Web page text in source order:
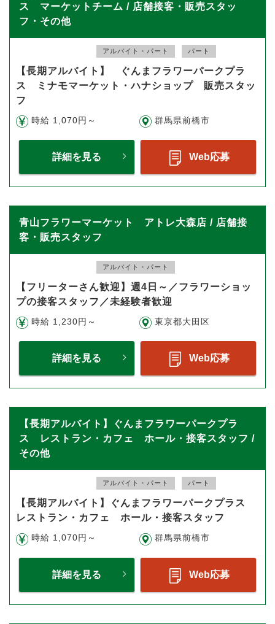
ス マーケットチーム / 店舗接客・販売スタッ
フ・その他
アルバイト・パート パート
【長期アルバイト】 ぐんまフラワーパークプラ
ス ミナモマーケット・ハナショップ 販売スタッ
フ
時給 1,070円～ 群馬県前橋市
詳細を見る Web応募
青山フラワーマーケット アトレ大森店 / 店舗接
客・販売スタッフ
アルバイト・パート
【フリーターさん歓迎】週4日～／フラワーショッ
プの接客スタッフ／未経験者歓迎
時給 1,230円～ 東京都大田区
詳細を見る Web応募
【長期アルバイト】ぐんまフラワーパークプラ
ス レストラン・カフェ ホール・接客スタッフ /
その他
アルバイト・パート パート
【長期アルバイト】ぐんまフラワーパークプラス
レストラン・カフェ ホール・接客スタッフ
時給 1,070円～ 群馬県前橋市
詳細を見る Web応募